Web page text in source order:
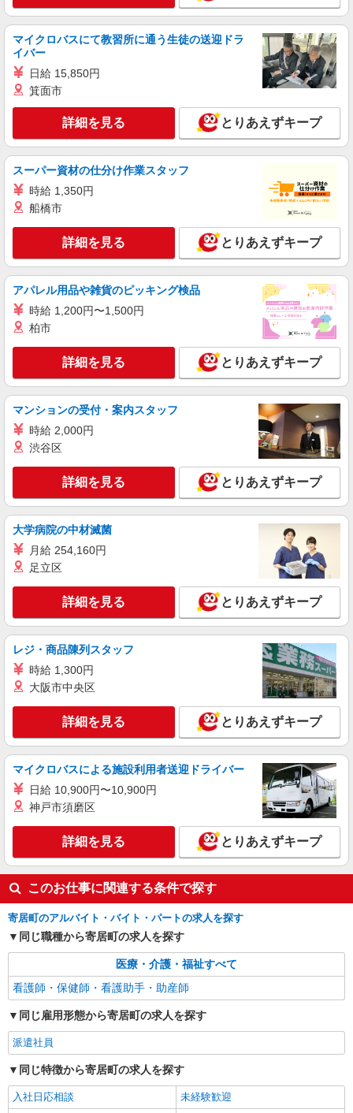
マイクロバスにて教習所に通う生徒の送迎ドラ
イバー
日給 15,850円
箕面市
詳細を見る とりあえずキープ
スーパー資材の仕分け作業スタッフ
時給 1,350円
船橋市
詳細を見る とりあえずキープ
アパレル用品や雑貨のピッキング検品
時給 1,200円〜1,500円
柏市
詳細を見る とりあえずキープ
マンションの受付・案内スタッフ
時給 2,000円
渋谷区
詳細を見る とりあえずキープ
大学病院の中材滅菌
月給 254,160円
足立区
詳細を見る とりあえずキープ
レジ・商品陳列スタッフ
時給 1,300円
大阪市中央区
詳細を見る とりあえずキープ
マイクロバスによる施設利用者送迎ドライバー
日給 10,900円〜10,900円
神戸市須磨区
詳細を見る とりあえずキープ
このお仕事に関連する条件で探す
寄居町のアルバイト・バイト・パートの求人を探す
同じ職種から寄居町の求人を探す
医療・介護・福祉すべて
看護師・保健師・看護助手・助産師
同じ雇用形態から寄居町の求人を探す
派遣社員
同じ特徴から寄居町の求人を探す
入社日応相談
未経験歓迎